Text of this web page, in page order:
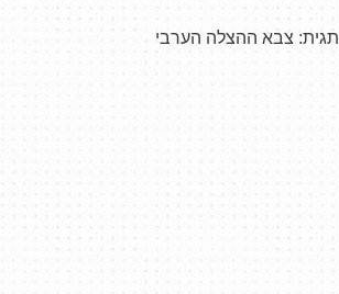
תגית: צבא ההצלה הערבי